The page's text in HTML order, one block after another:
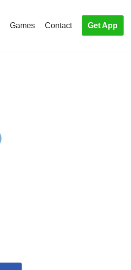
Games Contact Get App